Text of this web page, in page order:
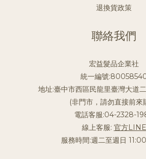
退換貨政策
聯絡我們
宏益髮品企業社
統一編號
地址:臺中市西區民龍里臺灣大道
(非門市，請勿直接前來
電話客服:04-2328-
線上客服: 官方LINE
服務時間:週二至週日